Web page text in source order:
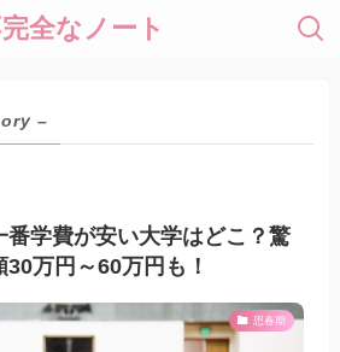
全なノート
–
番学費が安い大学はどこ？驚
30万円～60万円も！
思春期